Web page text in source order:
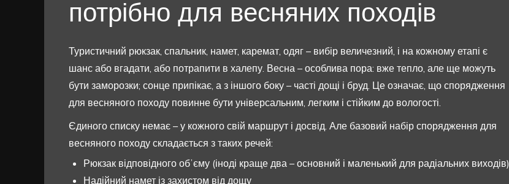
потрібно для весняних походів
Туристичний рюкзак, спальник, намет, каремат, одяг – вибір величезний, і на кожному етапі є
шанс або вгадати, або потрапити в халепу. Весна – особлива пора: вже тепло, але ще можуть
бути заморозки; сонце припікає, а з іншого боку – часті дощі і бруд. Це означає, що спорядження
для весняного походу повинне бути універсальним, легким і стійким до вологості.
Єдиного списку немає – у кожного свій маршрут і досвід. Але базовий набір спорядження для
весняного походу складається з таких речей:
Рюкзак відповідного обʼєму (іноді краще два – основний і маленький для радіальних виходів)
Надійний намет із захистом від дощу